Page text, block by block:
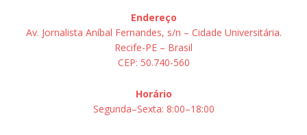
Endereço
Av. Jornalista Aníbal Fernandes, s/n – Cidade Universitária.
Recife-PE – Brasil
CEP: 50.740-560
Horário
Segunda–Sexta: 8:00–18:00